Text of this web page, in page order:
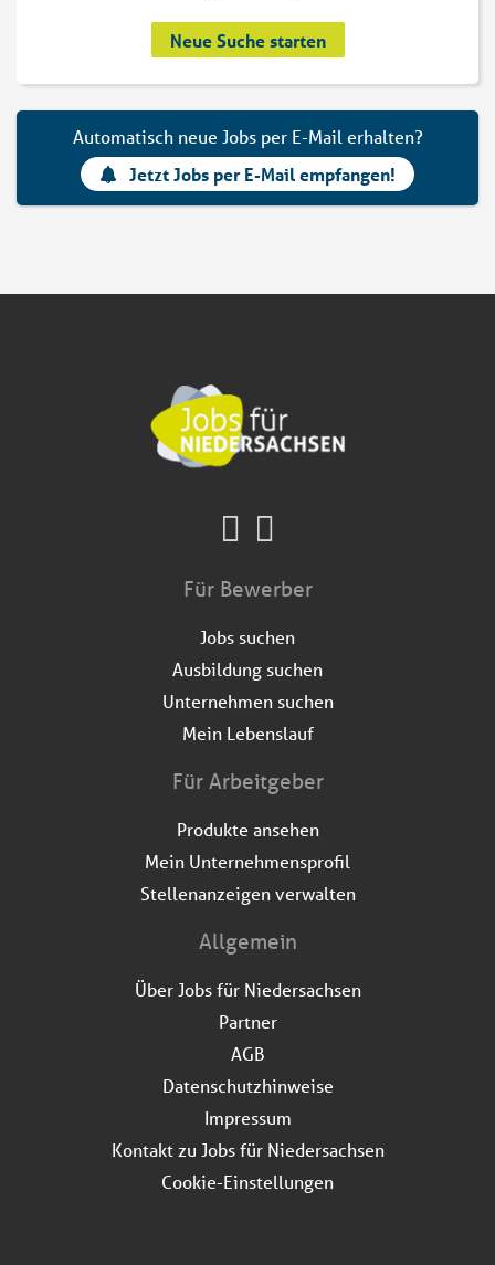
Neue Suche starten
Automatisch neue Jobs per E-Mail erhalten?
Jetzt Jobs per E-Mail empfangen!
Für Bewerber
Jobs suchen
Ausbildung suchen
Unternehmen suchen
Mein Lebenslauf
Für Arbeitgeber
Produkte ansehen
Mein Unternehmensprofil
Stellenanzeigen verwalten
Allgemein
Über Jobs für Niedersachsen
Partner
AGB
Datenschutzhinweise
Impressum
Kontakt zu Jobs für Niedersachsen
Cookie-Einstellungen